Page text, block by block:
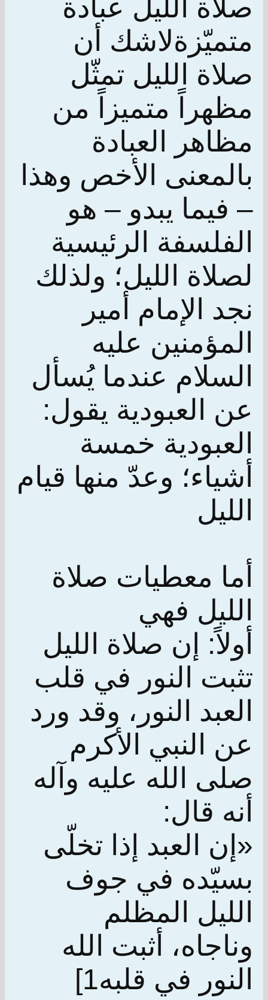
صلاة الليل عبادة
متميّزةلاشك أن
صلاة الليل تمثّل
مظهراً متميزاً من
مظاهر العبادة
بالمعنى الأخص وهذا
– فيما يبدو – هو
الفلسفة الرئيسية
لصلاة الليل؛ ولذلك
نجد الإمام أمير
المؤمنين عليه
السلام عندما يُسأل
عن العبودية يقول:
العبودية خمسة
أشياء؛ وعدّ منها قيام
الليل
أما معطيات صلاة
الليل فهي
أولاً: إن صلاة الليل
تثبت النور في قلب
العبد النور، وقد ورد
عن النبي الأكرم
صلى الله عليه وآله
أنه قال:
«إن العبد إذا تخلّى
بسيّده في جوف
الليل المظلم
وناجاه، أثبت الله
النور في قلبه1]